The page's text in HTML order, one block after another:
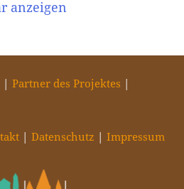
anzeigen
Partner des Projektes
Datenschutz Impressum